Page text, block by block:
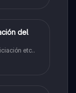
del
etc..